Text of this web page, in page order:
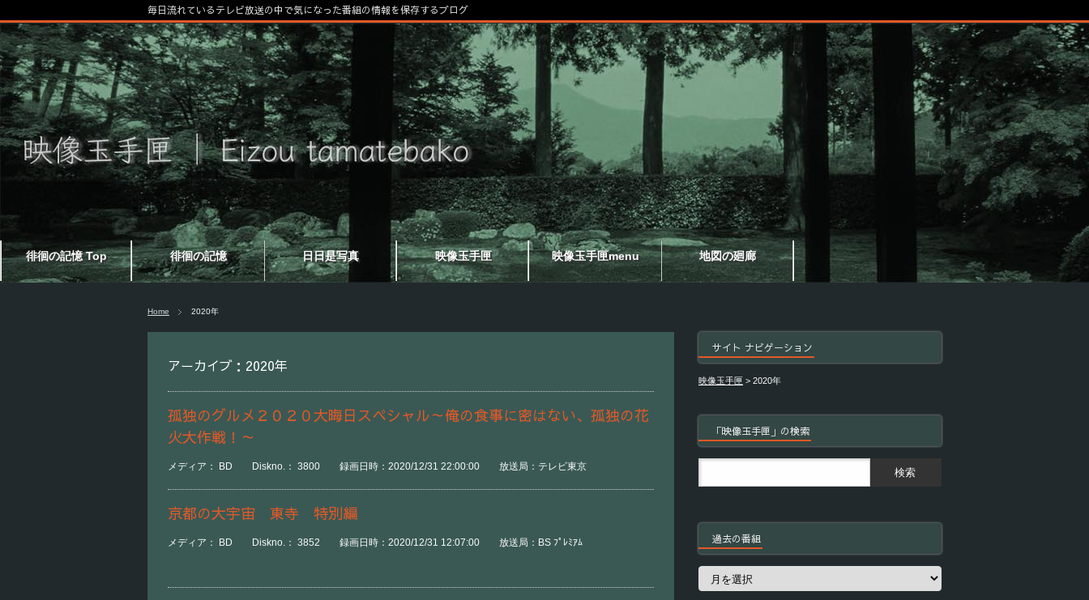
徘徊の記憶 Top 徘徊の記憶 日日是写真 映像玉手匣 映像玉手匣menu 地図の廻廊
毎日流れているテレビ放送の中で気になった番組の情報を保存するブログ
Home 2020年
アーカイブ：2020年
孤独のグルメ２０２０大晦日スペシャル～俺の食事に密はない、孤独の花
火大作戦！～
メディア： BD Diskno.： 3800 録画日時：2020/12/31 22:00:00 放送局：テレビ東京
京都の大宇宙 東寺 特別編
メディア： BD Diskno.： 3852 録画日時：2020/12/31 12:07:00 放送局：BS ﾌﾟﾚﾐｱﾑ
サイト ナビゲーション
映像玉手匣 > 2020年
「映像玉手匣」の検索
過去の番組
過